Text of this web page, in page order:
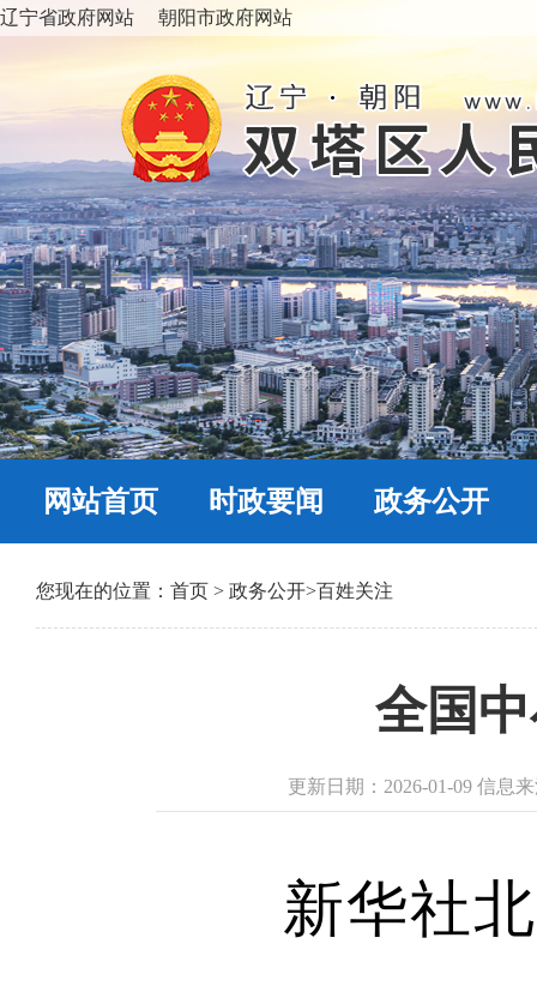
辽宁省政府网站 朝阳市政府网站
网站首页 时政要闻 政务公开
您现在的位置： 首页 > 政务公开>百姓关注
全国
更新日期：2026-01-09 信息
新华社北